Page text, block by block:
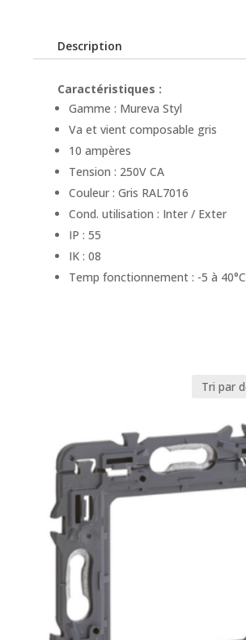
Description
Caractéristiques :
Gamme : Mureva Styl
Va et vient composable gris
10 ampères
Tension : 250V CA
Couleur : Gris RAL7016
Cond. utilisation : Inter / Exter
IP : 55
IK : 08
Temp fonctionnement : -5 à 40°C